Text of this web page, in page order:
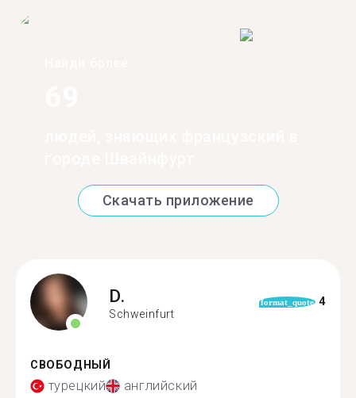
Скачать приложение
D.
Schweinfurt
format_quote 4
СВОБОДНЫЙ
турецкий английский